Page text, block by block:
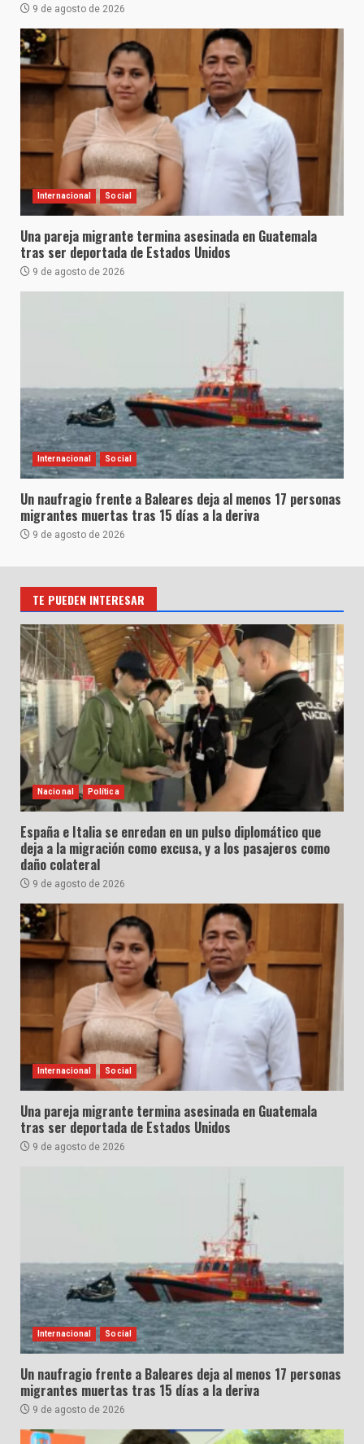
9 de agosto de 2026
Internacional Social
Una pareja migrante termina asesinada en Guatemala
tras ser deportada de Estados Unidos
9 de agosto de 2026
Internacional Social
Un naufragio frente a Baleares deja al menos 17 personas
migrantes muertas tras 15 días a la deriva
9 de agosto de 2026
TE PUEDEN INTERESAR
Nacional Política
España e Italia se enredan en un pulso diplomático que
deja a la migración como excusa, y a los pasajeros como
daño colateral
9 de agosto de 2026
Internacional Social
Una pareja migrante termina asesinada en Guatemala
tras ser deportada de Estados Unidos
9 de agosto de 2026
Internacional Social
Un naufragio frente a Baleares deja al menos 17 personas
migrantes muertas tras 15 días a la deriva
9 de agosto de 2026